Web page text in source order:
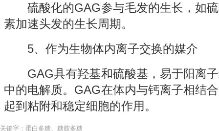
硫酸化的GAG参与毛发的生长，如硫
素加速头发的生长周期。
5、作为生物体内离子交换的媒介
GAG具有羟基和硫酸基，易于阳离子
中的电解质。GAG在体内与钙离子相结
起到粘附和稳定细胞的作用。
关键字：蛋白多糖、糖胺多糖